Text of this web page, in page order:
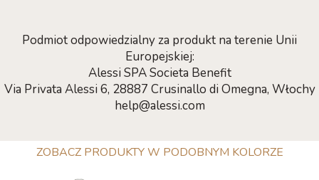
Podmiot odpowiedzialny za produkt na terenie Unii
Europejskiej:
Alessi SPA Societa Benefit
Via Privata Alessi 6, 28887 Crusinallo di Omegna, Włochy
help@alessi.com
ZOBACZ PRODUKTY W PODOBNYM KOLORZE